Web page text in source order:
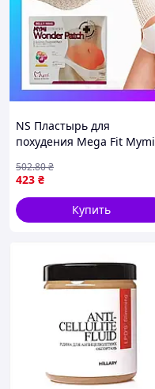
NS Пластырь для
похудения Mega Fit Mymi
шт, эффективный
пластырь для похуден
Nes22/Q
423 ₴
502.80₴
Купить